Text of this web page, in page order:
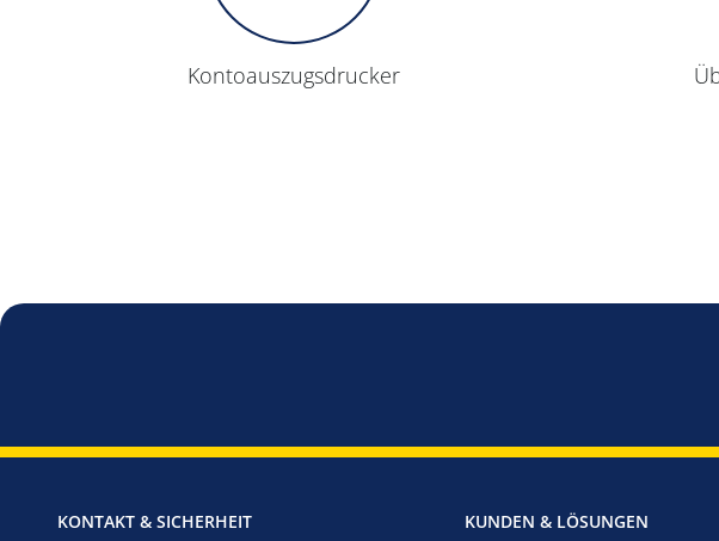
Konto­auszugs­drucker
KONTAKT & SICHERHEIT KUNDEN & LÖSUNGEN